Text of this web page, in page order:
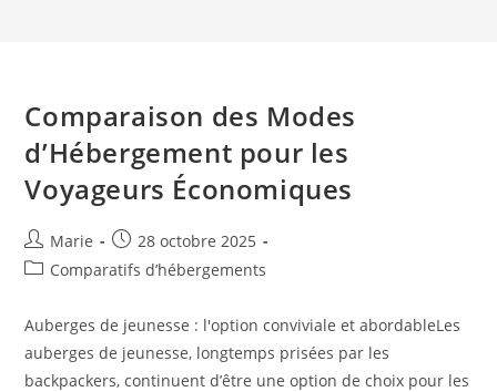
Comparaison des Modes
d’Hébergement pour les
Voyageurs Économiques
Auteur/autrice
de
Marie
Publication
publiée :
28 octobre 2025
PostComparatifs d’hébergements
Auberges de jeunesse : l'option conviviale et abordableLes
auberges de jeunesse, longtemps prisées par les
backpackers, continuent d’être une option de choix pour les